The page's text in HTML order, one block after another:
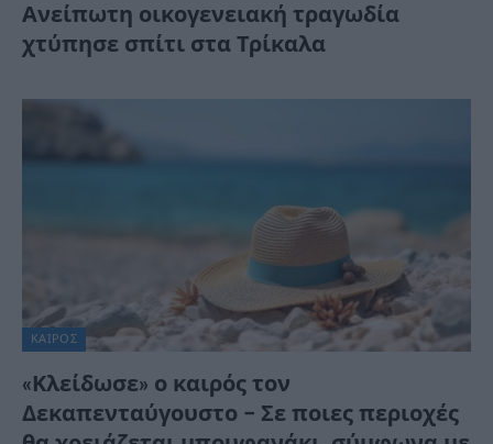
Ανείπωτη οικογενειακή τραγωδία
χτύπησε σπίτι στα Τρίκαλα
ΚΑΙΡΌΣ
«Κλείδωσε» ο καιρός τον
Δεκαπενταύγουστο – Σε ποιες περιοχές